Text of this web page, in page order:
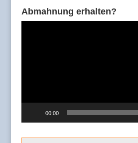
Abmahnung erhalten?
00:00